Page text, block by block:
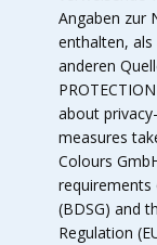
Angaben zur
enthalten,
anderen
about
measures
Colours
(BDSG) and
Regulation